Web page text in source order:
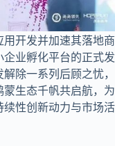
开发并加速其落地商
业孵化平台的正式发
除一系列后顾之忧，
生态千帆共启航，为
性创新动力与市场活